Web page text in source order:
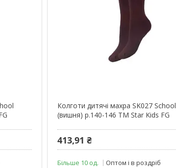
Колготи дитячі махра SK027 School
(вишня) р.140-146 ТМ Star Kids FG
413,91 ₴
Більше 10 од. Оптом і в роздріб